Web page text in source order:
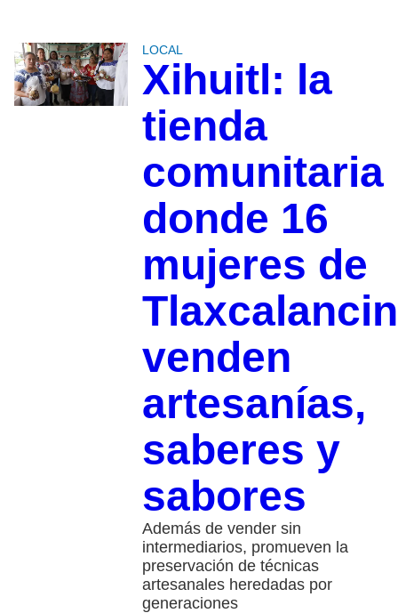
LOCAL
Xihuitl: la
tienda
comunitaria
donde 16
mujeres de
venden
artesanías,
saberes y
sabores
Además de vender sin
intermediarios, promueven la
preservación de técnicas
artesanales heredadas por
generaciones